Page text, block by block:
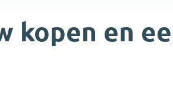
kopen en